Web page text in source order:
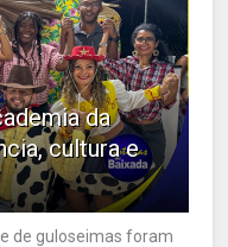
da
cultura e
de guloseimas foram